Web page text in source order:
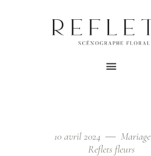
10 avril 2024
Mariage
Reflets fleurs